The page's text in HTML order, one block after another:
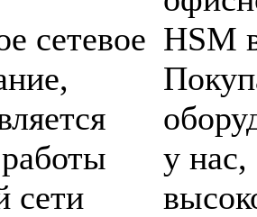
сетевое
сети
HSM
у